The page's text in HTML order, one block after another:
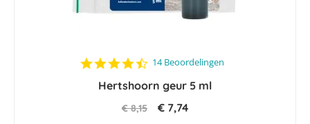
4.5
rating
14 Beoordelingen
Hertshoorn geur 5 ml
€ 8,15 € 7,74